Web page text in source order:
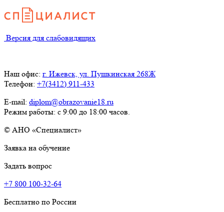
Версия для слабовидящих
Наш офис: г. Ижевск, ул. Пушкинская 268Ж
Телефон: +7(3412) 911-433
E-mail: diplom@obrazovanie18.ru
Режим работы: с 9:00 до 18:00 часов.
© АНО «Специалист»
Заявка на обучение
Задать вопрос
+7 800 100-32-64
Бесплатно по России